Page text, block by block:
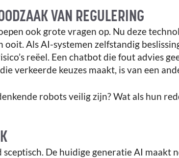
VAN REGULERING
ook grote vragen op. Nu deze
Als AI-systemen zelfstandig
reëel. Een chatbot die fout advies
verkeerde keuzes maakt, is van een
robots veilig zijn? Wat als hun
De huidige generatie AI maakt